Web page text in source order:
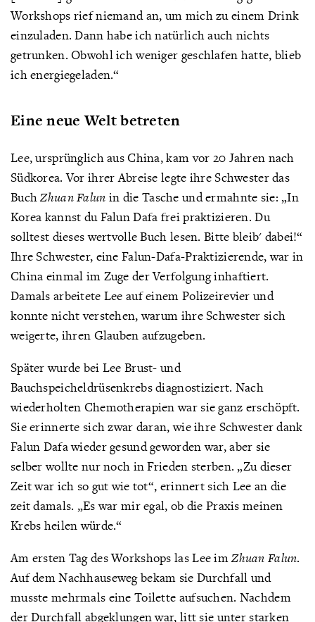
Workshops rief niemand an, um mich zu einem Drink
einzuladen. Dann habe ich natürlich auch nichts
getrunken. Obwohl ich weniger geschlafen hatte, blieb
ich energiegeladen.“
Eine neue Welt betreten
Lee, ursprünglich aus China, kam vor 20 Jahren nach
Südkorea. Vor ihrer Abreise legte ihre Schwester das
BuchZhuan Falun in die Tasche und ermahnte sie: „In
Korea kannst du Falun Dafa frei praktizieren. Du
solltest dieses wertvolle Buch lesen. Bitte bleib' dabei!“
Ihre Schwester, eine Falun-Dafa-Praktizierende, war in
China einmal im Zuge der Verfolgung inhaftiert.
Damals arbeitete Lee auf einem Polizeirevier und
konnte nicht verstehen, warum ihre Schwester sich
weigerte, ihren Glauben aufzugeben.
Später wurde bei Lee Brust- und
Bauchspeicheldrüsenkrebs diagnostiziert. Nach
wiederholten Chemotherapien war sie ganz erschöpft.
Sie erinnerte sich zwar daran, wie ihre Schwester dank
Falun Dafa wieder gesund geworden war, aber sie
selber wollte nur noch in Frieden sterben. „Zu dieser
Zeit war ich so gut wie tot“, erinnert sich Lee an die
zeit damals. „Es war mir egal, ob die Praxis meinen
Krebs heilen würde.“
Am ersten Tag des Workshops las Lee imZhuan Falun.
Auf dem Nachhauseweg bekam sie Durchfall und
musste mehrmals eine Toilette aufsuchen. Nachdem
der Durchfall abgeklungen war, litt sie unter starken